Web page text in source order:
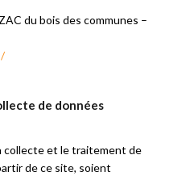
du bois des communes –
de données
collecte et le traitement de
de ce site, soient